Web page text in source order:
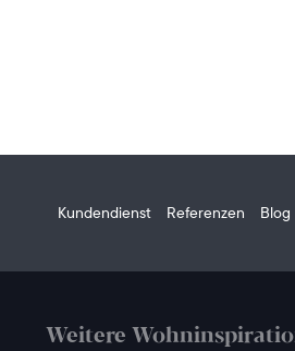
Kundendienst Referenzen Blog
Weitere